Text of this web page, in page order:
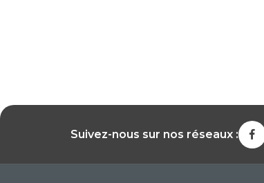
Suivez-nous sur nos réseaux :